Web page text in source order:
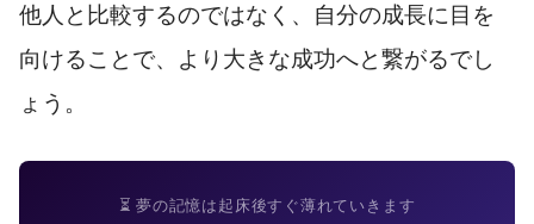
他人と比較するのではなく、自分の成長に目を
向けることで、より大きな成功へと繋がるでし
ょう。
⏳ 夢の記憶は起床後すぐ薄れていきます